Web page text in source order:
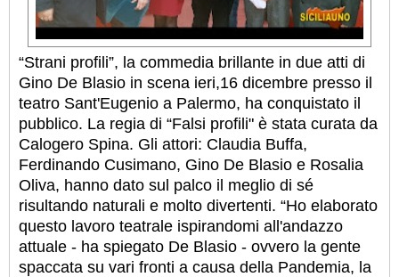
“Strani profili”, la commedia brillante in due atti di
Gino De Blasio in scena ieri,16 dicembre presso il
teatro Sant'Eugenio a Palermo, ha conquistato il
pubblico. La regia di “Falsi profili" è stata curata da
Calogero Spina. Gli attori: Claudia Buffa,
Ferdinando Cusimano, Gino De Blasio e Rosalia
Oliva, hanno dato sul palco il meglio di sé
risultando naturali e molto divertenti. “Ho elaborato
questo lavoro teatrale ispirandomi all'andazzo
attuale - ha spiegato De Blasio - ovvero la gente
spaccata su vari fronti a causa della Pandemia, la